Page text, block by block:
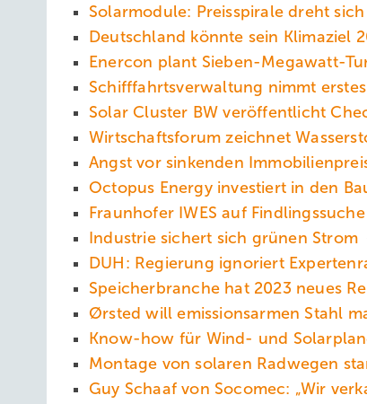
Solarmodule: Preisspirale dreht
Deutschland könnte sein Klimaziel
Enercon plant Sieben-Megawatt-
Schifffahrtsverwaltung nimmt
Solar Cluster BW veröffentlicht
Wirtschaftsforum zeichnet
Angst vor sinkenden
Octopus Energy investiert in den
Fraunhofer IWES auf
Industrie sichert sich grünen Strom
DUH: Regierung ignoriert
Speicherbranche hat 2023 neues
Ørsted will emissionsarmen Stahl
Know-how für Wind- und
Montage von solaren Radwegen
Guy Schaaf von Socomec: „Wir